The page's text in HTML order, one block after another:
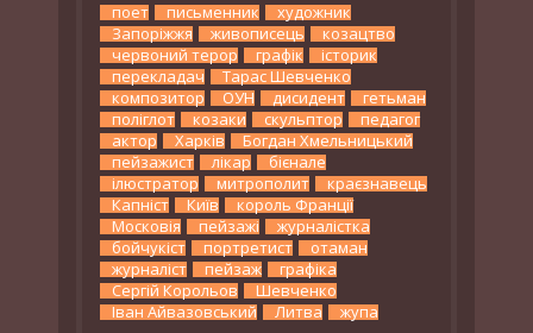
поет письменник
художник
Запоріжжя
живописець
козацтво
червоний терор
графік
історик
перекладач
Тарас Шевченко
композитор
ОУН дисидент
гетьман
поліглот
козаки скульптор
педагог
актор
Харків
Богдан Хмельницький
пейзажист
лікар
бієнале
ілюстратор
митрополит
краєзнавець
Капніст
Київ
король Франції
Московія
пейзажі
журналістка
бойчукіст
портретист
отаман
журналіст
пейзаж
графіка
Сергій Корольов
Шевченко
Іван Айвазовський
Литва жупа